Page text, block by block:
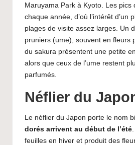
Maruyama Park à Kyoto. Les pics
chaque année, d’où l’intérêt d’un
plages de visite assez larges. Un
pruniers (ume), souvent en fleurs
du sakura présentent une petite
alors que ceux de l’ume restent
parfumés.
Néflier du
Le néflier du Japon porte le nom
dorés arrivent au début de l’été
feuilles en hiver et produit des